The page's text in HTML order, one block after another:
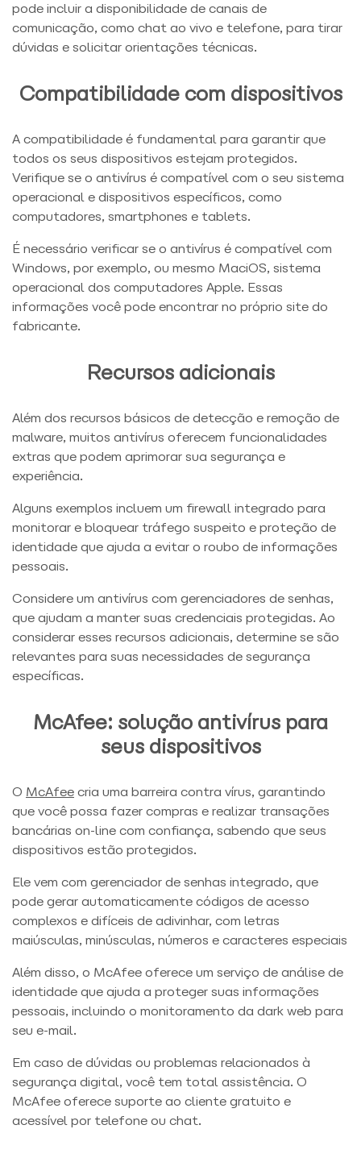
pode incluir a disponibilidade de canais de
comunicação, como chat ao vivo e telefone, para tirar
dúvidas e solicitar orientações técnicas.
Compatibilidade com dispositivos
A compatibilidade é fundamental para garantir que
todos os seus dispositivos estejam protegidos.
Verifique se o antivírus é compatível com o seu sistema
operacional e dispositivos específicos, como
computadores, smartphones e tablets.
É necessário verificar se o antivírus é compatível com
Windows, por exemplo, ou mesmo MaciOS, sistema
operacional dos computadores Apple. Essas
informações você pode encontrar no próprio site do
fabricante.
Recursos adicionais
Além dos recursos básicos de detecção e remoção de
malware, muitos antivírus oferecem funcionalidades
extras que podem aprimorar sua segurança e
experiência.
Alguns exemplos incluem um firewall integrado para
monitorar e bloquear tráfego suspeito e proteção de
identidade que ajuda a evitar o roubo de informações
pessoais.
Considere um antivírus com gerenciadores de senhas,
que ajudam a manter suas credenciais protegidas. Ao
considerar esses recursos adicionais, determine se são
relevantes para suas necessidades de segurança
específicas.
McAfee: solução antivírus para
seus dispositivos
O McAfee cria uma barreira contra vírus, garantindo
que você possa fazer compras e realizar transações
bancárias on-line com confiança, sabendo que seus
dispositivos estão protegidos.
Ele vem com gerenciador de senhas integrado, que
pode gerar automaticamente códigos de acesso
complexos e difíceis de adivinhar, com letras
maiúsculas, minúsculas, números e caracteres especiais
Além disso, o McAfee oferece um serviço de análise de
identidade que ajuda a proteger suas informações
pessoais, incluindo o monitoramento da dark web para
seu e-mail.
Em caso de dúvidas ou problemas relacionados à
segurança digital, você tem total assistência. O
McAfee oferece suporte ao cliente gratuito e
acessível por telefone ou chat.